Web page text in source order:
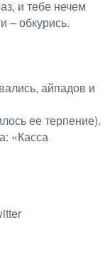
и тебе нечем
– обкурись.
айпадов и
ее терпение).
«Касса